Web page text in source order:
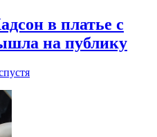
в платье с
на публику